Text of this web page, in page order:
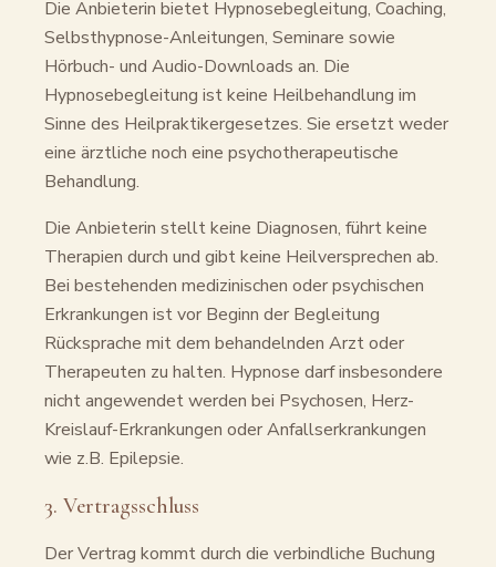
Die Anbieterin bietet Hypnosebegleitung, Coaching,
Selbsthypnose-Anleitungen, Seminare sowie
Hörbuch- und Audio-Downloads an. Die
Hypnosebegleitung ist keine Heilbehandlung im
Sinne des Heilpraktikergesetzes. Sie ersetzt weder
eine ärztliche noch eine psychotherapeutische
Behandlung.
Die Anbieterin stellt keine Diagnosen, führt keine
Therapien durch und gibt keine Heilversprechen ab.
Bei bestehenden medizinischen oder psychischen
Erkrankungen ist vor Beginn der Begleitung
Rücksprache mit dem behandelnden Arzt oder
Therapeuten zu halten. Hypnose darf insbesondere
nicht angewendet werden bei Psychosen, Herz-
Kreislauf-Erkrankungen oder Anfallserkrankungen
wie z.B. Epilepsie.
3. Vertragsschluss
Der Vertrag kommt durch die verbindliche Buchung